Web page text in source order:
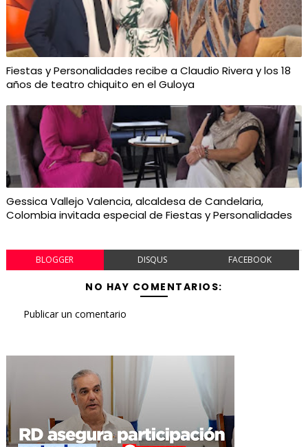
Fiestas y Personalidades recibe a Claudio Rivera y los 18
años de teatro chiquito en el Guloya
Gessica Vallejo Valencia, alcaldesa de Candelaria,
Colombia invitada especial de Fiestas y Personalidades
BLOGGER DISQUS FACEBOOK
NO HAY COMENTARIOS:
Publicar un comentario